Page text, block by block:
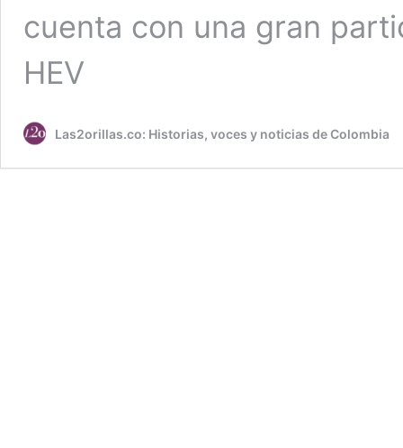
cuenta con una gran
HEV
Las2orillas.co: Historias, voces y noticias de Colombia